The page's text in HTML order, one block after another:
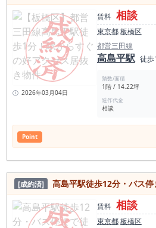
2026年03月04日
賃料 相談
東京都板橋区
都営三田線
高島平駅 徒歩
階数/面積
1階 / 14.22坪
造作代金
相談
Point
[成約済] 高島平駅徒歩12分・バス停まで徒歩3分◎商
賃料 相談
東京都板橋区